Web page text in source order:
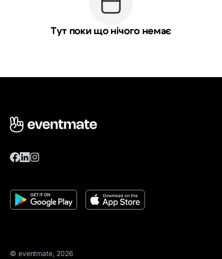
Тут поки що нічого немає
© eventmate, 2026